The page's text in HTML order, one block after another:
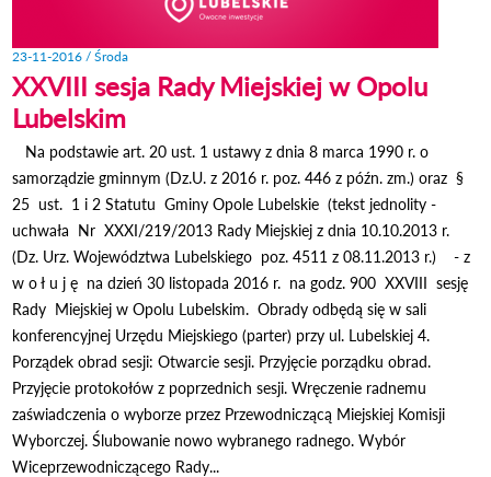
23-11-2016 / Środa
XXVIII sesja Rady Miejskiej w Opolu
Lubelskim
Na podstawie art. 20 ust. 1 ustawy z dnia 8 marca 1990 r. o
samorządzie gminnym (Dz.U. z 2016 r. poz. 446 z późn. zm.) oraz §
25 ust. 1 i 2 Statutu Gminy Opole Lubelskie (tekst jednolity -
uchwała Nr XXXI/219/2013 Rady Miejskiej z dnia 10.10.2013 r.
(Dz. Urz. Województwa Lubelskiego poz. 4511 z 08.11.2013 r.) - z
w o ł u j ę na dzień 30 listopada 2016 r. na godz. 900 XXVIII sesję
Rady Miejskiej w Opolu Lubelskim. Obrady odbędą się w sali
konferencyjnej Urzędu Miejskiego (parter) przy ul. Lubelskiej 4.
Porządek obrad sesji: Otwarcie sesji. Przyjęcie porządku obrad.
Przyjęcie protokołów z poprzednich sesji. Wręczenie radnemu
zaświadczenia o wyborze przez Przewodniczącą Miejskiej Komisji
Wyborczej. Ślubowanie nowo wybranego radnego. Wybór
Wiceprzewodniczącego Rady...